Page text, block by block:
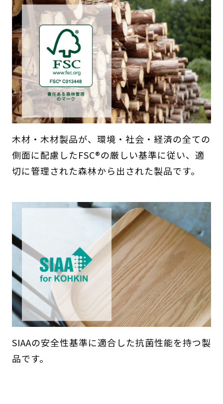
木材・木材製品が、環境・社会・経済の全ての
側面に配慮したFSC®の厳しい基準に従い、適
切に管理された森林から出された製品です。
SIAAの安全性基準に適合した抗菌性能を持つ製
品です。